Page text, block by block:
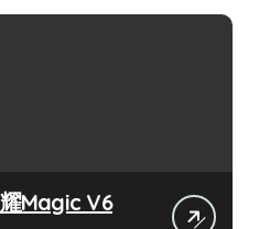
Magic V6